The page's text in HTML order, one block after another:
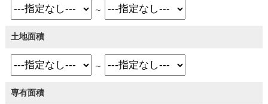
～
土地面積
～
専有面積